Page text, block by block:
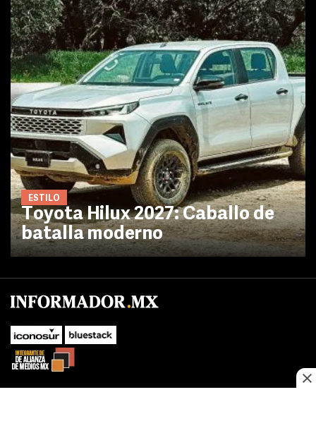
ESTILO
Toyota Hilux 2027: Caballo de
batalla moderno